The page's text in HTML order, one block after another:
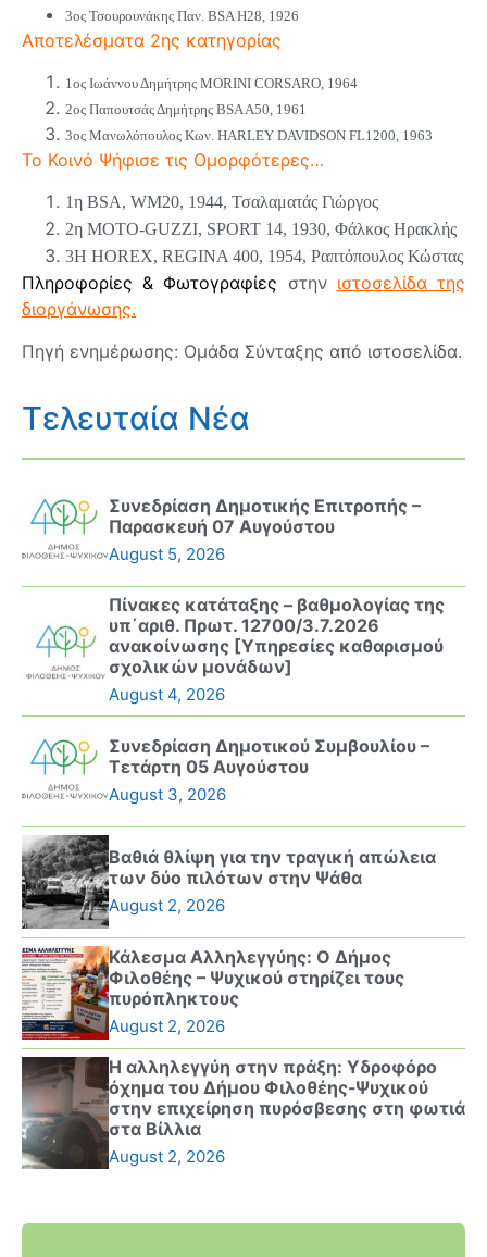
3ος Τσουρουνάκης Παν. BSA H28, 1926
Αποτελέσματα 2ης κατηγορίας
1ος Ιωάννου Δημήτρης MORINI CORSARO, 1964
2ος Παπουτσάς Δημήτρης BSA A50, 1961
3ος Μανωλόπουλος Κων. HARLEY DAVIDSON FL1200, 1963
Το Κοινό Ψήφισε τις Ομορφότερες…
1η BSA, WM20, 1944, Τσαλαματάς Γιώργος
2η MOTO-GUZZI, SPORT 14, 1930, Φάλκος Ηρακλής
3Η HOREX, REGINA 400, 1954, Ραπτόπουλος Κώστας
Πληροφορίες & Φωτογραφίες στην ιστοσελίδα της
διοργάνωσης.
Πηγή ενημέρωσης: Ομάδα Σύνταξης από ιστοσελίδα.
Τελευταία Νέα
Συνεδρίαση Δημοτικής Επιτροπής –
Παρασκευή 07 Αυγούστου
August 5, 2026
Πίνακες κατάταξης – βαθμολογίας της
υπ΄αριθ. Πρωτ. 12700/3.7.2026
ανακοίνωσης [Υπηρεσίες καθαρισμού
σχολικών μονάδων]
August 4, 2026
Συνεδρίαση Δημοτικού Συμβουλίου –
Τετάρτη 05 Αυγούστου
August 3, 2026
Βαθιά θλίψη για την τραγική απώλεια
των δύο πιλότων στην Ψάθα
August 2, 2026
Κάλεσμα Αλληλεγγύης: Ο Δήμος
Φιλοθέης – Ψυχικού στηρίζει τους
πυρόπληκτους
August 2, 2026
Η αλληλεγγύη στην πράξη: Υδροφόρο
όχημα του Δήμου Φιλοθέης-Ψυχικού
στην επιχείρηση πυρόσβεσης στη φωτιά
στα Βίλλια
August 2, 2026